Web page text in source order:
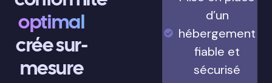
optimal
crée sur-
mesure
d’un
hébergement
fiable et
sécurisé